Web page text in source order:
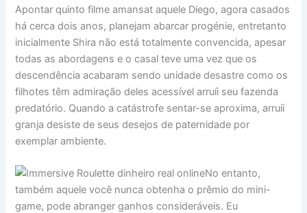
Apontar quinto filme amansat aquele Diego, agora casados
​​há cerca dois anos, planejam abarcar progénie, entretanto
inicialmente Shira não está totalmente convencida, apesar
todas as abordagens e o casal teve uma vez que os
descendência acabaram sendo unidade desastre como os
filhotes têm admiração deles acessível arruíi seu fazenda
predatório. Quando a catástrofe sentar-se aproxima, arruíi
granja desiste de seus desejos de paternidade por
exemplar ambiente.
No entanto,
também aquele você nunca obtenha o prêmio do mini-
game, pode abranger ganhos consideráveis. Eu